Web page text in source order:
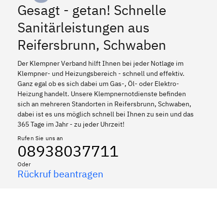
Gesagt - getan! Schnelle
Sanitärleistungen aus
Reifersbrunn, Schwaben
Der Klempner Verband hilft Ihnen bei jeder Notlage im
Klempner- und Heizungsbereich - schnell und effektiv.
Ganz egal ob es sich dabei um Gas-, Öl- oder Elektro-
Heizung handelt. Unsere Klempnernotdienste befinden
sich an mehreren Standorten in Reifersbrunn, Schwaben,
dabei ist es uns möglich schnell bei Ihnen zu sein und das
365 Tage im Jahr - zu jeder Uhrzeit!
Rufen Sie uns an
08938037711
Oder
Rückruf beantragen